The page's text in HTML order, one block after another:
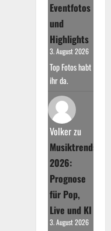
Eventfotos
und
Highlights
3. August 2026
Top Fotos habt
ihr da.
Volkerzu
Musiktrends
2026:
Prognose
für Pop,
Live und KI
3. August 2026